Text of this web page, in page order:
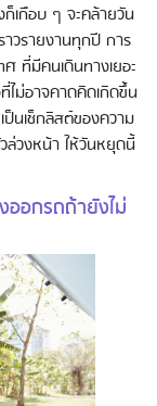
เกือบ ๆ จะคล้ายวัน
วรายงานทุกปี การ
ที่มีคนเดินทางเยอะ
ไม่อาจคาดคิดเกิดขึ้น
ป็นเช็กลิสต์ของความ
ล่วงหน้า ให้วันหยุดนี้
อกรถถ้ายังไม่